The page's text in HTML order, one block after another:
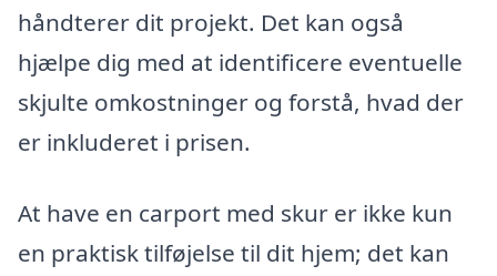
håndterer dit projekt. Det kan også
hjælpe dig med at identificere eventuelle
skjulte omkostninger og forstå, hvad der
er inkluderet i prisen.
At have en carport med skur er ikke kun
en praktisk tilføjelse til dit hjem; det kan